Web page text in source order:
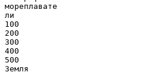
мореплавате
ли
100
200
300
400
500
Земля